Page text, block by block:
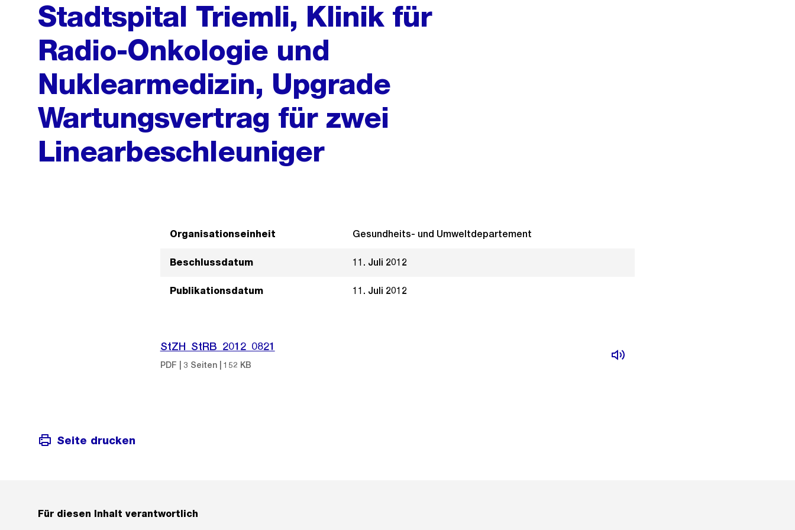
Stadtspital Triemli, Klinik für
Radio-Onkologie und
Nuklearmedizin, Upgrade
Wartungsvertrag für zwei
Linearbeschleuniger
Organisationseinheit Gesundheits- und Umweltdepartement
Beschlussdatum 11. Juli 2012
Publikationsdatum 11. Juli 2012
StZH_StRB_2012_0821
PDF | 3 Seiten | 152 KB
Seite drucken
Für diesen Inhalt verantwortlich